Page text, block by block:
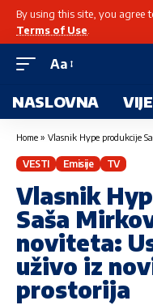
By using this site, you agree
Terms of Use
Aa
NASLOVNA
Home » Vlasnik Hype produkcije Saša Mirković
VESTI Emisije TV
Vlasnik
Saša
noviteta:
uživo iz
prostorija